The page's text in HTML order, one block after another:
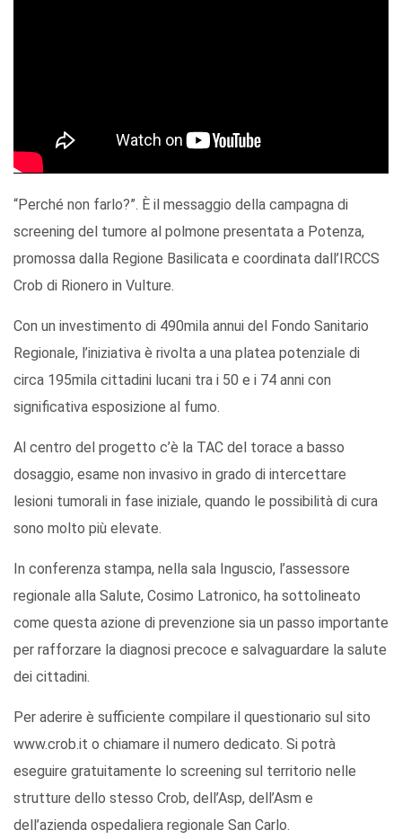
“Perché non farlo?”. È il messaggio della campagna di
screening del tumore al polmone presentata a Potenza,
promossa dalla Regione Basilicata e coordinata dall’IRCCS
Crob di Rionero in Vulture.
Con un investimento di 490mila annui del Fondo Sanitario
Regionale, l’iniziativa è rivolta a una platea potenziale di
circa 195mila cittadini lucani tra i 50 e i 74 anni con
significativa esposizione al fumo.
Al centro del progetto c’è la TAC del torace a basso
dosaggio, esame non invasivo in grado di intercettare
lesioni tumorali in fase iniziale, quando le possibilità di cura
sono molto più elevate.
In conferenza stampa, nella sala Inguscio, l’assessore
regionale alla Salute, Cosimo Latronico, ha sottolineato
come questa azione di prevenzione sia un passo importante
per rafforzare la diagnosi precoce e salvaguardare la salute
dei cittadini.
Per aderire è sufficiente compilare il questionario sul sito
www.crob.it o chiamare il numero dedicato. Si potrà
eseguire gratuitamente lo screening sul territorio nelle
strutture dello stesso Crob, dell’Asp, dell’Asm e
dell’azienda ospedaliera regionale San Carlo.